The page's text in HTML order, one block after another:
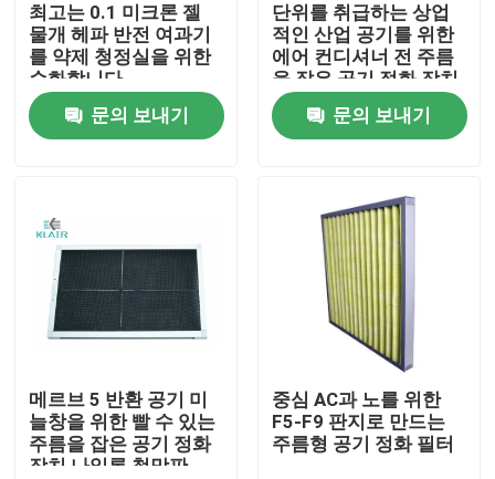
제품
회사 소개
공장 견학
품질 관리
최고는 0.1 미크론 젤
물개 헤파 반전 여과기
를 약제 청정실을 위한
순화합니다
문의 보내기
단위를 취급하는 상업
적인 산업 공기를 위한
에어 컨디셔너 전 주름
을 잡은 공기 정화 장치
문의 보내기
메르브 5 반환 공기 미
늘창을 위한 빨 수 있는
주름을 잡은 공기 정화
장치 나일론 철망판
중심 AC과 노를 위한
F5-F9 판지로 만드는
주름형 공기 정화 필터